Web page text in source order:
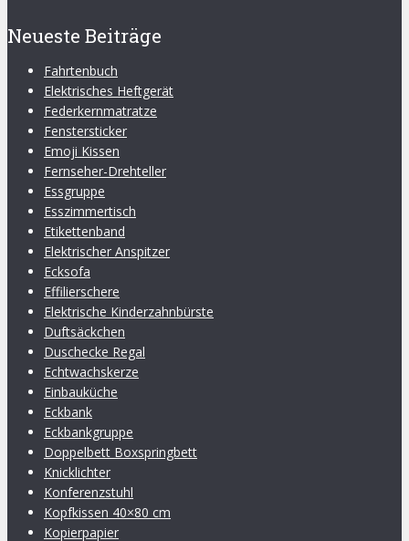
Neueste Beiträge
Fahrtenbuch
Elektrisches Heftgerät
Federkernmatratze
Fenstersticker
Emoji Kissen
Fernseher-Drehteller
Essgruppe
Esszimmertisch
Etikettenband
Elektrischer Anspitzer
Ecksofa
Effilierschere
Elektrische Kinderzahnbürste
Duftsäckchen
Duschecke Regal
Echtwachskerze
Einbauküche
Eckbank
Eckbankgruppe
Doppelbett Boxspringbett
Knicklichter
Konferenzstuhl
Kopfkissen 40×80 cm
Kopierpapier